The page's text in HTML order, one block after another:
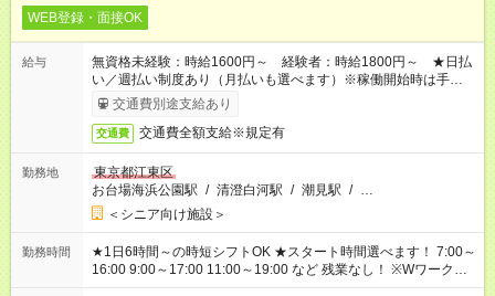
WEB登録・面接OK
給与
無資格未経験：時給1600円～ 経験者：時給1800円～ ★日払
い／週払い制度あり（月払いも選べます）※稼働開始時は手続き
完了次第のお支払いとなります。
交通費別途支給あり
交通費 交通費全額支給※規定有
勤務地
東京都江東区
お台場海浜公園駅 / 清澄白河駅 / 潮見駅 / …
＜シニア向け施設＞
勤務時間
★1日6時間～の時短シフトOK ★スタート時間選べます！ 7:00～
16:00 9:00～17:00 11:00～19:00 など 残業なし！ ※Wワークの
場合、他のお仕事と合わせ週40時間超の就業はご案内できませ